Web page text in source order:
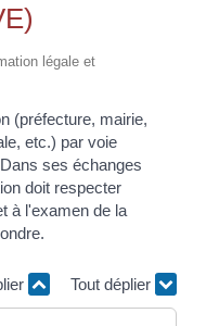
légale et
(préfecture, mairie,
etc.) par voie
ses échanges
doit respecter
à l'examen de la
Tout déplier